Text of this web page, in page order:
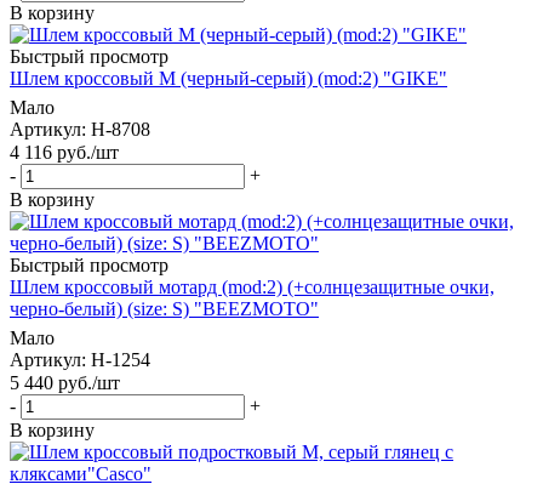
В корзину
Быстрый просмотр
Шлем кроссовый M (черный-серый) (mod:2) "GIKE"
Мало
Артикул: H-8708
4 116 руб./шт
-
+
В корзину
Быстрый просмотр
Шлем кроссовый мотард (mod:2) (+солнцезащитные очки,
черно-белый) (size: S) "BEEZMOTO"
Мало
Артикул: H-1254
5 440 руб./шт
-
+
В корзину